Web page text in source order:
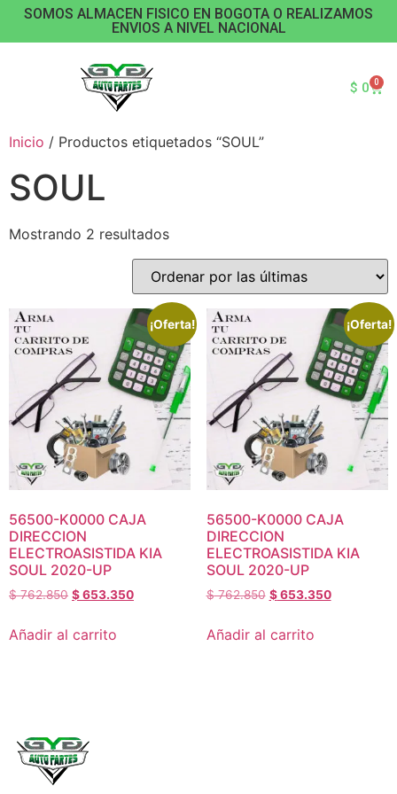
SOMOS ALMACEN FISICO EN BOGOTA O REALIZAMOS
ENVIOS A NIVEL NACIONAL
$ 0 0
Inicio / Productos etiquetados “SOUL”
SOUL
Mostrando 2 resultados
¡Oferta!
56500-K0000 CAJA
DIRECCION
ELECTROASISTIDA KIA
SOUL 2020-UP
$762.850 $653.350
Añadir al carrito
¡Oferta!
56500-K0000 CAJA
DIRECCION
ELECTROASISTIDA KIA
SOUL 2020-UP
$762.850 $653.350
Añadir al carrito